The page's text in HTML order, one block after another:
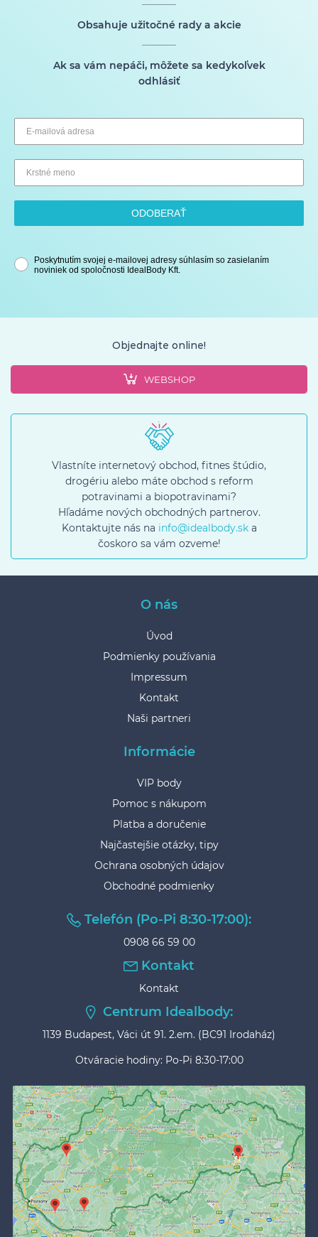
Obsahuje užitočné rady a akcie
Ak sa vám nepáči, môžete sa kedykoľvek
odhlásiť
ODOBERAŤ
Poskytnutím svojej e-mailovej adresy súhlasím so zasielaním
noviniek od spoločnosti IdealBody Kft.
Objednajte online!
WEBSHOP
Vlastníte internetový obchod, fitnes štúdio,
drogériu alebo máte obchod s reform
potravinami a biopotravinami?
Hľadáme nových obchodných partnerov.
Kontaktujte nás na info@idealbody.ska
čoskoro sa vám ozveme!
O nás
Úvod
Podmienky používania
Impressum
Kontakt
Naši partneri
Informácie
VIP body
Pomoc s nákupom
Platba a doručenie
Najčastejšie otázky, tipy
Ochrana osobných údajov
Obchodné podmienky
Telefón (Po-Pi 8:30-17:00):
0908 66 59 00
Kontakt
Kontakt
Centrum Idealbody:
1139 Budapest, Váci út 91. 2.em. (BC91 Irodaház)
Otváracie hodiny: Po-Pi 8:30-17:00